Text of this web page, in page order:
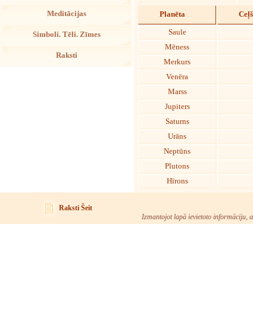
Meditācijas
Simboli. Tēli. Zīmes
Raksti
Planēta
Saule
Mēness
Merkurs
Venēra
Marss
Jupiters
Saturns
Urāns
Neptūns
Plutons
Hīrons
Raksti Šeit
Izmantojot lapā ievietoto informāciju,